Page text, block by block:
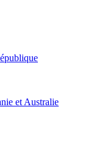
et Australie